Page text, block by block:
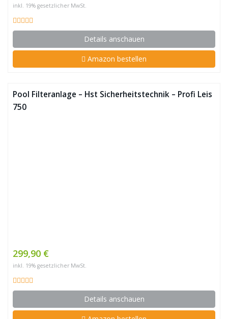
inkl. 19% gesetzlicher MwSt.
Details anschauen
Amazon bestellen
Pool Filteranlage – Hst Sicherheitstechnik – Profi Leis
750
299,90 €
inkl. 19% gesetzlicher MwSt.
Details anschauen